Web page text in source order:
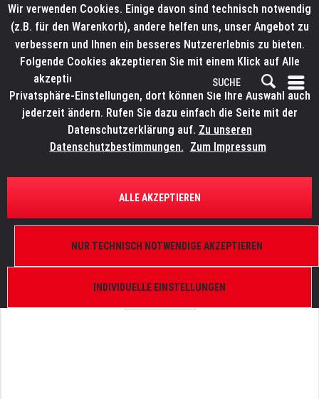
ÜBERSICHT ERSATZTEILE
ELATION 9900011770
Wir verwenden Cookies. Einige davon sind technisch notwendig
(z.B. für den Warenkorb), andere helfen uns, unser Angebot zu
verbessern und Ihnen ein besseres Nutzererlebnis zu bieten.
Folgende Cookies akzeptieren Sie mit einem Klick auf Alle
akzeptieren. Weitere Informationen finden Sie in den
Privatsphäre-Einstellungen, dort können Sie Ihre Auswahl auch
jederzeit ändern. Rufen Sie dazu einfach die Seite mit der
Datenschutzerklärung auf. Zu unseren
Datenschutzbestimmungen. Zum Impressum
INDIVIDUELLE EINSTELLUNGEN
NUR TECHNISCH NOTWENDIGE AKZEPTIEREN
ALLE AKZEPTIEREN